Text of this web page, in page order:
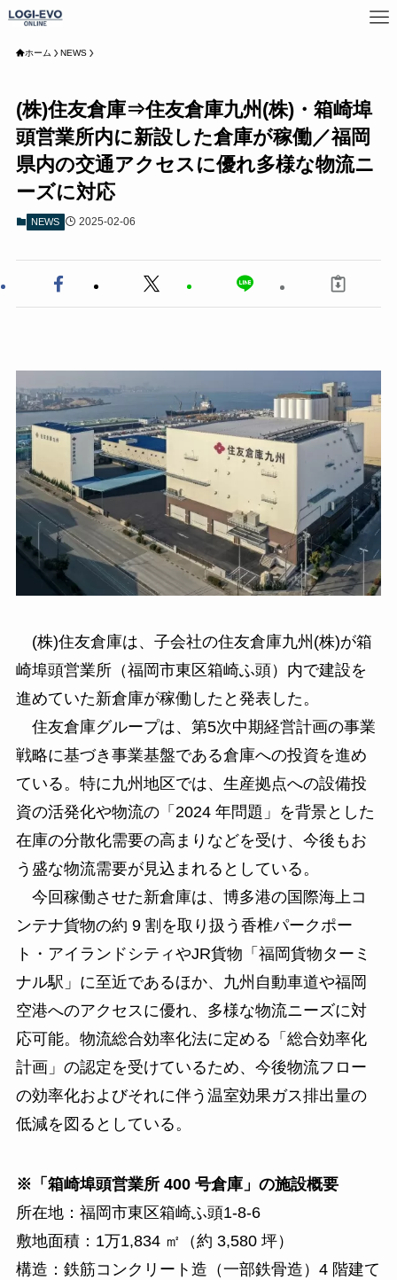
ホーム NEWS
(株)住友倉庫⇒住友倉庫九州(株)・箱崎埠
頭営業所内に新設した倉庫が稼働／福岡
県内の交通アクセスに優れ多様な物流ニ
ーズに対応
NEWS 2025-02-06
(株)住友倉庫は、子会社の住友倉庫九州(株)が箱
崎埠頭営業所（福岡市東区箱崎ふ頭）内で建設を
進めていた新倉庫が稼働したと発表した。
住友倉庫グループは、第5次中期経営計画の事業
戦略に基づき事業基盤である倉庫への投資を進め
ている。特に九州地区では、生産拠点への設備投
資の活発化や物流の「2024 年問題」を背景とした
在庫の分散化需要の高まりなどを受け、今後もお
う盛な物流需要が見込まれるとしている。
今回稼働させた新倉庫は、博多港の国際海上コ
ンテナ貨物の約 9 割を取り扱う香椎パークポー
ト・アイランドシティやJR貨物「福岡貨物ターミ
ナル駅」に至近であるほか、九州自動車道や福岡
空港へのアクセスに優れ、多様な物流ニーズに対
応可能。物流総合効率化法に定める「総合効率化
計画」の認定を受けているため、今後物流フロー
の効率化およびそれに伴う温室効果ガス排出量の
低減を図るとしている。
※「箱崎埠頭営業所 400 号倉庫」の施設概要
所在地：福岡市東区箱崎ふ頭1-8-6
敷地面積：1万1,834 ㎡（約 3,580 坪）
構造：鉄筋コンクリート造（一部鉄骨造）4 階建て